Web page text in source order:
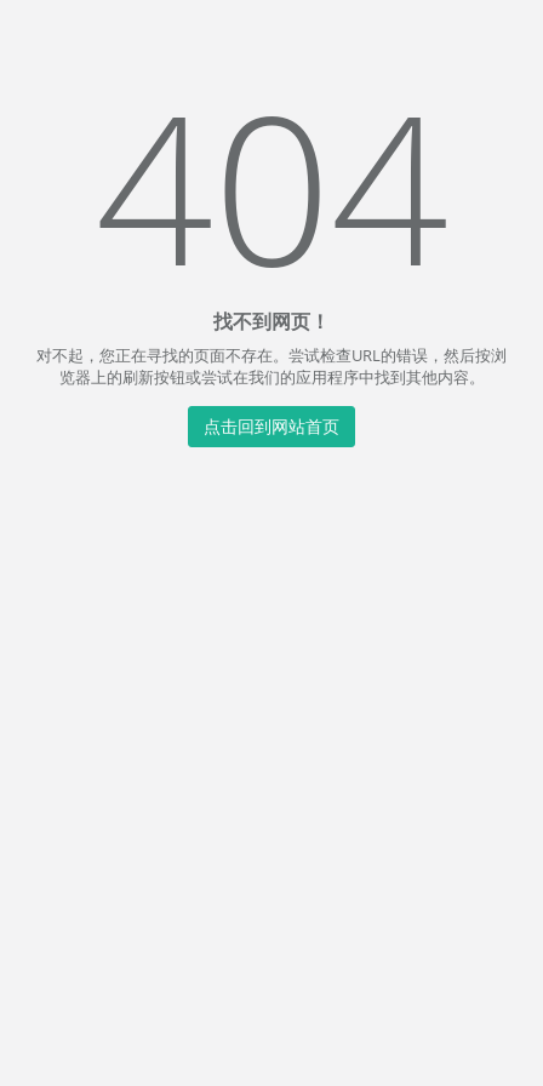
404
找不到网页！
对不起，您正在寻找的页面不存在。尝试检查URL的错误，然后按浏
览器上的刷新按钮或尝试在我们的应用程序中找到其他内容。
点击回到网站首页